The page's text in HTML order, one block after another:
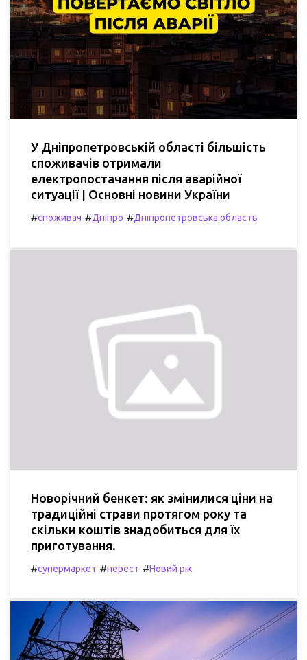
У Дніпропетровській області більшість
споживачів отримали
електропостачання після аварійної
ситуації | Основні новини України
#споживач #Дніпро #Дніпропетровська область
Новорічний бенкет: як змінилися ціни на
традиційні страви протягом року та
скільки коштів знадобиться для їх
приготування.
#супермаркет #нерест #Новий рік